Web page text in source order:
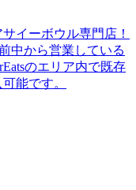
イーボウル専門店！
中から営業している
のエリア内で既存
能です。